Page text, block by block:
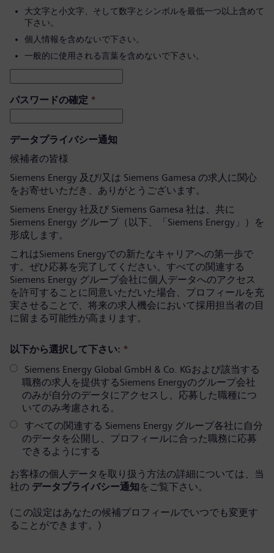
大文字と小文字、そして数字とシンボルを最低一つ以上含めて
下さい。
個人情報を含めないで下さい。
一般的に使用される言葉を含めないで下さい。
パスワードの確定 *
データプライバシー通知
候補者の皆様
Siemens Energy 及び/又は Siemens Gamesa の求人に関心
をお寄せいただき、ありがとうございます。
Siemens Energy 社及び Siemens Gamesa 社は、共に
Siemens Energy グループ（以下、「Siemens Energy」）を
形成します。
これはSiemens Energyでの新たなキャリアへの第一歩で
す。ぜひ応募を完了してください。すべての関連する
Siemens Energy グループ会社に個人データへのアクセス
を許可することに同意いただいた場合、プロフィールを充
実させることで、将来の求人機会において採用担当者の目
に留まる可能性が高まります。
以下から選択して下さい: *
Siemens Energy Global GmbH & Co. KGおよび該当する
職務の求人を提供するSiemens Energyのグループ会社
のみが自分のデータにアクセスし、応募した職種につ
いてのみ考慮される。
すべての関連する Siemens Energy グループ各社に自分
のデータを公開し、プロフィールに合った職務に応募
できるようにする
お客様の個人データを取り扱う方法の詳細については、当
社の データプライバシー通知をご覧下さい。
(この設定はあなたの候補プロフィールでいつでも変更す
ることができます。)